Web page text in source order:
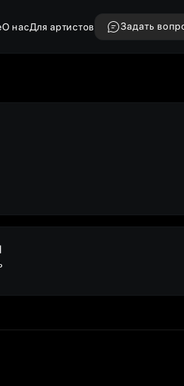
О насДля артистов Задать